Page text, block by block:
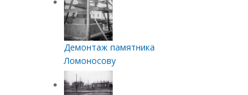
Демонтаж памятника
Ломоносову